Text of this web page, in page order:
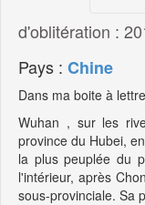
d'oblitération :
Pays : Chine
Dans ma boite à
Wuhan , sur les
province du Hubei,
la plus peuplée du
l'intérieur, après
sous-provinciale. Sa